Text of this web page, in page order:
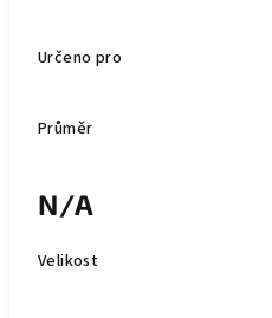
Určeno pro
Průměr
N/A
Velikost